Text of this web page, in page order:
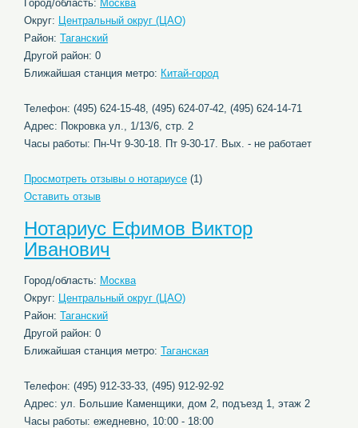
Город/область: Москва
Округ: Центральный округ (ЦАО)
Район: Таганский
Другой район: 0
Ближайшая станция метро: Китай-город
Телефон: (495) 624-15-48, (495) 624-07-42, (495) 624-14-71
Адрес: Покровка ул., 1/13/6, стр. 2
Часы работы: Пн-Чт 9-30-18. Пт 9-30-17. Вых. - не работает
Просмотреть отзывы о нотариусе (1)
Оставить отзыв
Нотариус Ефимов Виктор
Иванович
Город/область: Москва
Округ: Центральный округ (ЦАО)
Район: Таганский
Другой район: 0
Ближайшая станция метро: Таганская
Телефон: (495) 912-33-33, (495) 912-92-92
Адрес: ул. Большие Каменщики, дом 2, подъезд 1, этаж 2
Часы работы: ежедневно, 10:00 - 18:00